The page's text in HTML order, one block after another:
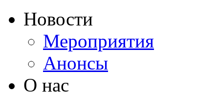
Новости
Мероприятия
Анонсы
О нас